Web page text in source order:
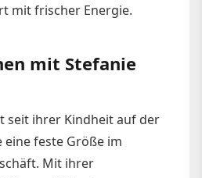
mit frischer Energie.
mit Stefanie
seit ihrer Kindheit auf der
feste Größe im
Mit ihrer